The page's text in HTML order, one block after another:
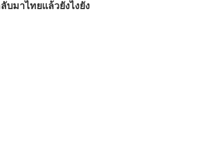
บมาไทยแล้วยังไงยัง